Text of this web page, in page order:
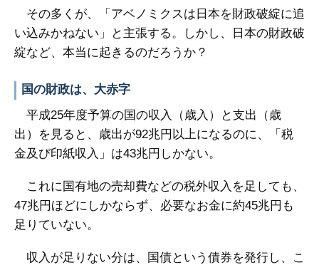
その多くが、「アベノミクスは日本を財政破綻に追
い込みかねない」と主張する。しかし、日本の財政破
綻など、本当に起きるのだろうか？
国の財政は、大赤字
平成25年度予算の国の収入（歳入）と支出（歳
出）を見ると、歳出が92兆円以上になるのに、「税
金及び印紙収入」は43兆円しかない。
これに国有地の売却費などの税外収入を足しても、
47兆円ほどにしかならず、必要なお金に約45兆円も
足りていない。
収入が足りない分は、国債という債券を発行し、こ